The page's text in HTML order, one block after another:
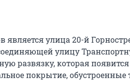
улица 20-й
улицу
развязку, которая
покрытие, обустроенные